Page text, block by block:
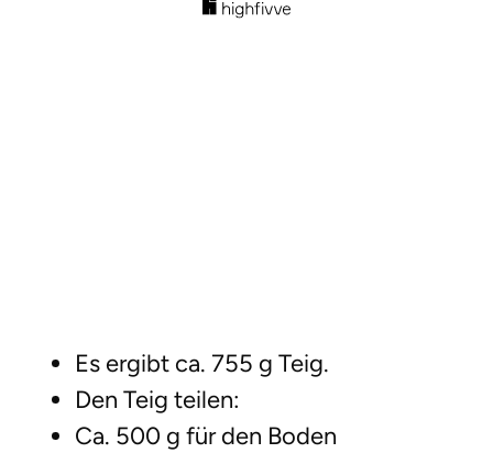
Es ergibt ca. 755 g Teig.
Den Teig teilen:
Ca. 500 g für den Boden